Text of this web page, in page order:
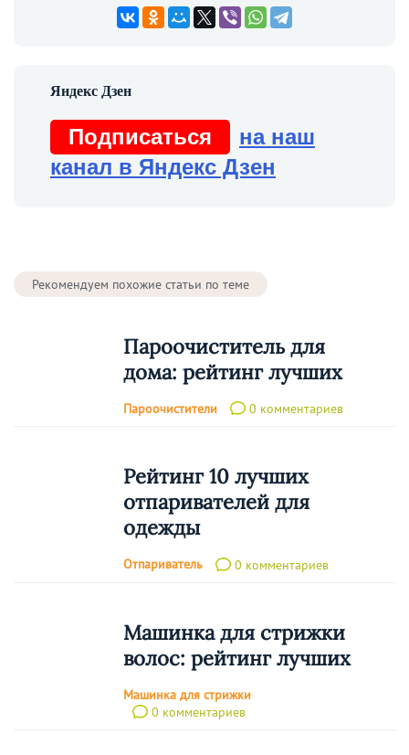
Подписаться
на наш
канал в Яндекс Дзен
Рекомендуем похожие статьи по теме
Пароочиститель для
дома: рейтинг лучших
Пароочистители 0 комментариев
Рейтинг 10 лучших
отпаривателей для
одежды
Отпариватель 0 комментариев
Машинка для стрижки
волос: рейтинг лучших
Машинка для стрижки
0 комментариев